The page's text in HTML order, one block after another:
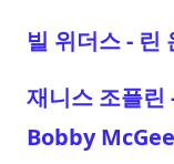
빌 위더스 -
재니스 조플
Bobby